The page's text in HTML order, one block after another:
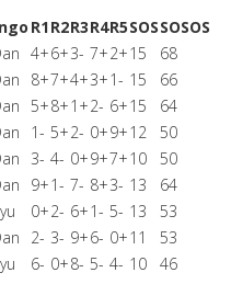
R1R2R3R4R5SOSSOSOS
4+6+3- 7+2+15
68
8+7+4+3+1- 15
66
5+8+1+2- 6+15
64
1- 5+2- 0+9+12
50
3- 4- 0+9+7+10
50
9+1- 7- 8+3- 13
64
0+2- 6+1- 5- 13
53
2- 3- 9+6- 0+11
53
6- 0+8- 5- 4- 10 46